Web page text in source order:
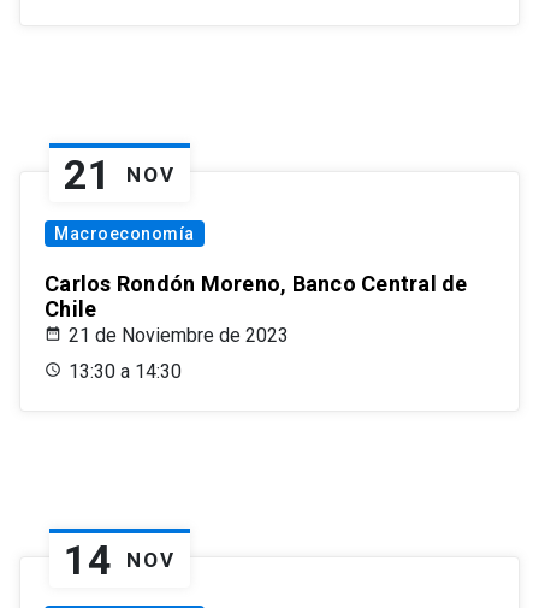
21 NOV
Macroeconomía
Carlos Rondón Moreno, Banco Central de
Chile
21 de Noviembre de 2023
13:30 a 14:30
14 NOV